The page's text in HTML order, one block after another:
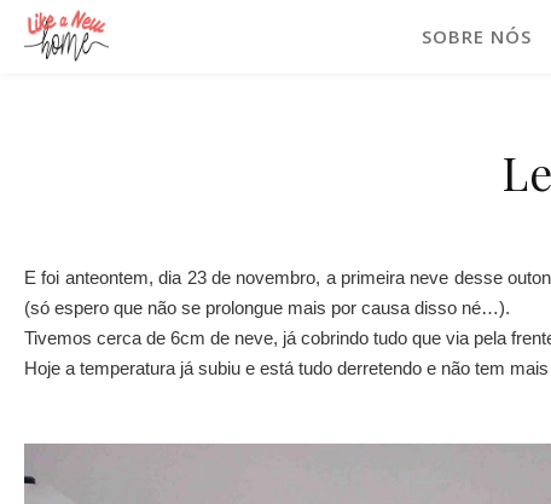
SOBRE NÓS
E foi anteontem, dia 23 de novembro, a primeira neve desse
(só espero que não se prolongue mais por causa disso né…).
Tivemos cerca de 6cm de neve, já cobrindo tudo que via pela
Hoje a temperatura já subiu e está tudo derretendo e não tem